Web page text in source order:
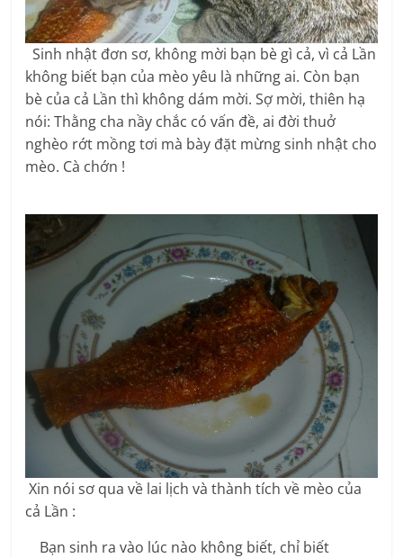
Sinh nhật đơn sơ, không mời bạn bè gì cả, vì cả Lần
không biết bạn của mèo yêu là những ai. Còn bạn
bè của cả Lần thì không dám mời. Sợ mời, thiên hạ
nói: Thằng cha nầy chắc có vấn đề, ai đời thuở
nghèo rớt mồng tơi mà bày đặt mừng sinh nhật cho
mèo. Cà chớn !
Xin nói sơ qua về lai lịch và thành tích về mèo của
cả Lần :
Bạn sinh ra vào lúc nào không biết, chỉ biết